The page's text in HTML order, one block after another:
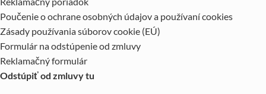
Poučenie o ochrane osobných údajov a používaní cookies
Zásady používania súborov cookie (EÚ)
Formulár na odstúpenie od zmluvy
Reklamačný formulár
Odstúpiť od zmluvy tu